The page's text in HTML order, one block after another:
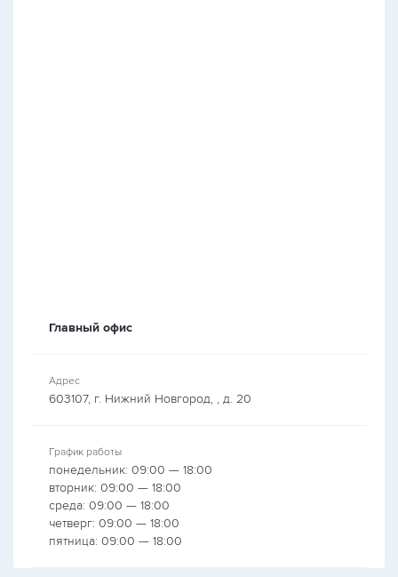
Главный офис
Адрес
603107, г. Нижний Новгород, , д. 20
График работы
понедельник: 09:00 — 18:00
вторник: 09:00 — 18:00
среда: 09:00 — 18:00
четверг: 09:00 — 18:00
пятница: 09:00 — 18:00